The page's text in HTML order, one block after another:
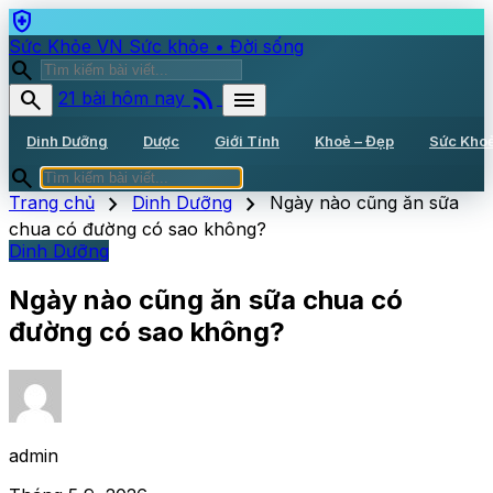
health_and_safety
Sức Khỏe VN Sức khỏe • Đời sống
search
search
21 bài hôm nay rss_feed menu
Dinh Dưỡng Dược Giới Tính Khoẻ – Đẹp Sức
search
Trang chủ chevron_right Dinh Dưỡng chevron_right Ngày nào cũng ăn sữa
chua có đường có sao không?
Dinh Dưỡng
Ngày nào cũng ăn sữa chua có
đường có sao không?
admin